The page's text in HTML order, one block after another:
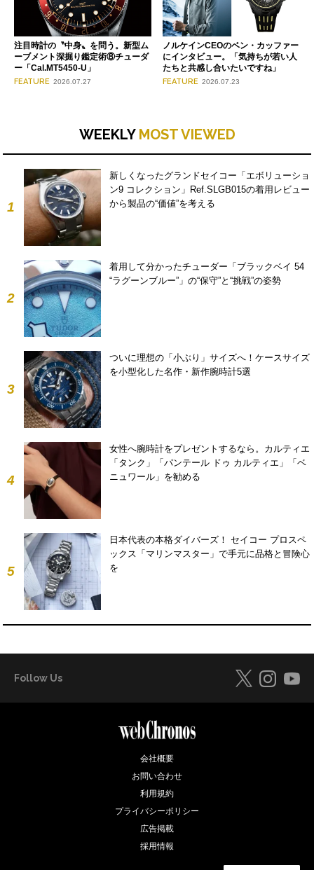
注目時計の〝中身〟を問う。新型ム
ーブメント深掘り鑑定術⑧チューダ
ー「Cal.MT5450-U」
FEATURE 2026.07.27
ノルケインCEOのベン・カッファー
にインタビュー。「気持ちが若い人
たちと共感し合いたいですね」
FEATURE 2026.07.23
WEEKLY MOST VIEWED
1
新しくなったグランドセイコー「エボリューショ
ン9 コレクション」Ref.SLGB015の着用レビュー
から製品の“価値”を考える
2
着用して分かったチューダー「ブラックベイ 54
“ラグーンブルー”」の“保守”と“挑戦”の姿勢
3
ついに理想の「小ぶり」サイズへ！ケースサイズ
を小型化した名作・新作腕時計5選
4
女性へ腕時計をプレゼントするなら。カルティエ
「タンク」「パンテール ドゥ カルティエ」「ベ
ニュワール」を勧める
5
日本代表の本格ダイバーズ！ セイコー プロスペ
ックス「マリンマスター」で手元に品格と冒険心
を
Follow Us
会社概要
お問い合わせ
利用規約
プライバシーポリシー
広告掲載
採用情報